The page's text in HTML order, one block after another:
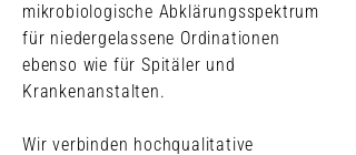
mikrobiologische Abklärungsspektrum
für niedergelassene Ordinationen
ebenso wie für Spitäler und
Krankenanstalten.
Wir verbinden hochqualitative